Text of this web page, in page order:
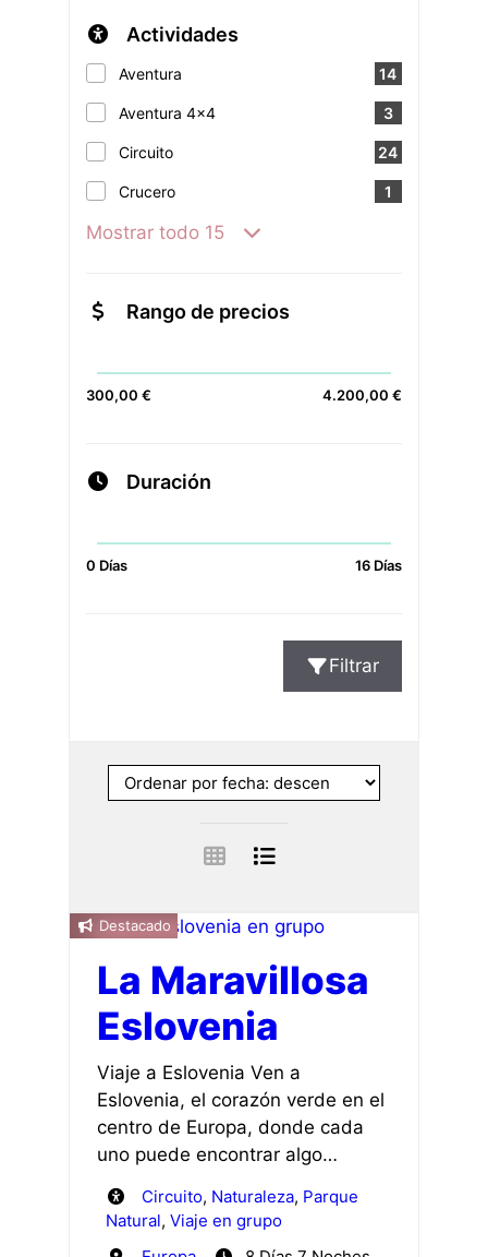
Actividades
Aventura 14
Aventura 4x4 3
Circuito 24
Crucero 1
Mostrar todo 15
Rango de precios
300,00 € 4.200,00 €
Duración
0 Días 16 Días
Filtrar
Destacado
La Maravillosa
Eslovenia
Viaje a Eslovenia Ven a
Eslovenia, el corazón verde en el
centro de Europa, donde cada
uno puede encontrar algo…
Circuito, Naturaleza, Parque
Natural, Viaje en grupo